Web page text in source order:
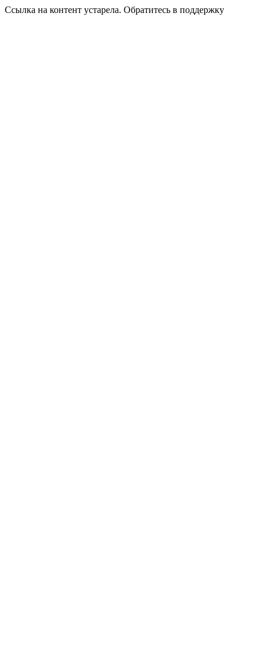
Ссылка на контент устарела. Обратитесь в поддержку